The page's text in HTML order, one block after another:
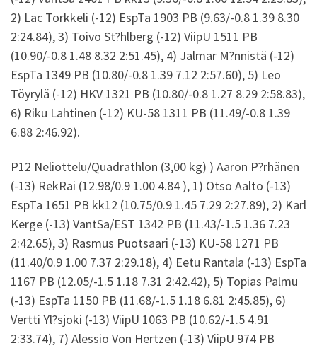
2) Lac Torkkeli (-12) EspTa 1903 PB (9.63/-0.8 1.39 8.30
2:24.84), 3) Toivo St?hlberg (-12) ViipU 1511 PB
(10.90/-0.8 1.48 8.32 2:51.45), 4) Jalmar M?nnistä (-12)
EspTa 1349 PB (10.80/-0.8 1.39 7.12 2:57.60), 5) Leo
Töyrylä (-12) HKV 1321 PB (10.80/-0.8 1.27 8.29 2:58.83),
6) Riku Lahtinen (-12) KU-58 1311 PB (11.49/-0.8 1.39
6.88 2:46.92).
P12 Neliottelu/Quadrathlon (3,00 kg) ) Aaron P?rhänen
(-13) RekRai (12.98/0.9 1.00 4.84 ), 1) Otso Aalto (-13)
EspTa 1651 PB kk12 (10.75/0.9 1.45 7.29 2:27.89), 2) Karl
Kerge (-13) VantSa/EST 1342 PB (11.43/-1.5 1.36 7.23
2:42.65), 3) Rasmus Puotsaari (-13) KU-58 1271 PB
(11.40/0.9 1.00 7.37 2:29.18), 4) Eetu Rantala (-13) EspTa
1167 PB (12.05/-1.5 1.18 7.31 2:42.42), 5) Topias Palmu
(-13) EspTa 1150 PB (11.68/-1.5 1.18 6.81 2:45.85), 6)
Vertti Yl?sjoki (-13) ViipU 1063 PB (10.62/-1.5 4.91
2:33.74), 7) Alessio Von Hertzen (-13) ViipU 974 PB